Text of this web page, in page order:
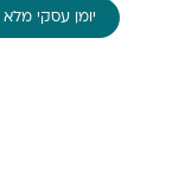
יומן עסקי מלא